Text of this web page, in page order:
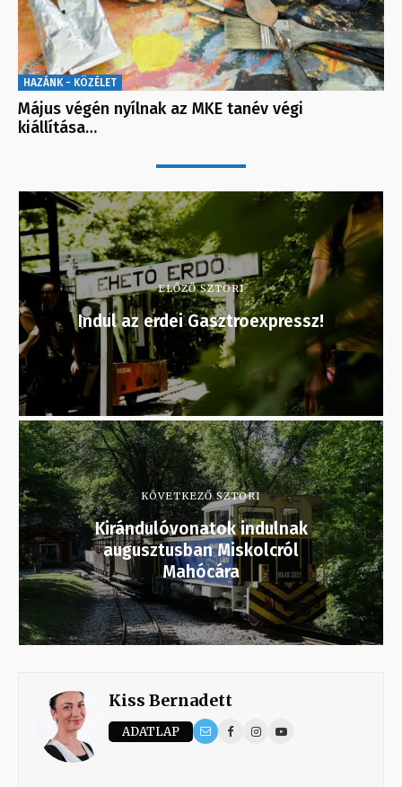
HAZÁNK - KÖZÉLET
Május végén nyílnak az MKE tanév végi
kiállítása…
ELŐZŐ SZTORI
Indul az erdei Gasztroexpressz!
KÖVETKEZŐ SZTORI
Kirándulóvonatok indulnak
augusztusban Miskolcról
Mahócára
Kiss Bernadett
ADATLAP